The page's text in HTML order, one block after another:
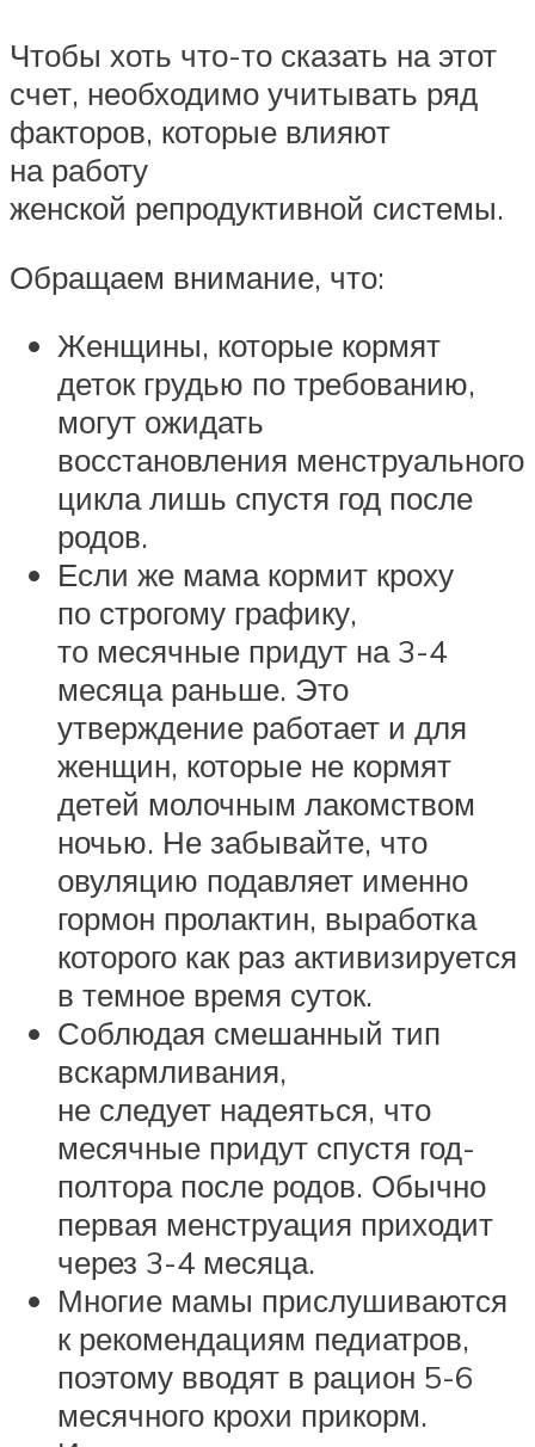
Чтобы хоть что-то сказать на этот
счет, необходимо учитывать ряд
факторов, которые влияют
на работу
женской репродуктивной системы.
Обращаем внимание, что:
Женщины, которые кормят
деток грудью по требованию,
могут ожидать
восстановления менструального
цикла лишь спустя год после
родов.
Если же мама кормит кроху
по строгому графику,
то месячные придут на 3-4
месяца раньше. Это
утверждение работает и для
женщин, которые не кормят
детей молочным лакомством
ночью. Не забывайте, что
овуляцию подавляет именно
гормон пролактин, выработка
которого как раз активизируется
в темное время суток.
Соблюдая смешанный тип
вскармливания,
не следует надеяться, что
месячные придут спустя год-
полтора после родов. Обычно
первая менструация приходит
через 3-4 месяца.
Многие мамы прислушиваются
к рекомендациям педиатров,
поэтому вводят в рацион 5-6
месячного крохи прикорм.